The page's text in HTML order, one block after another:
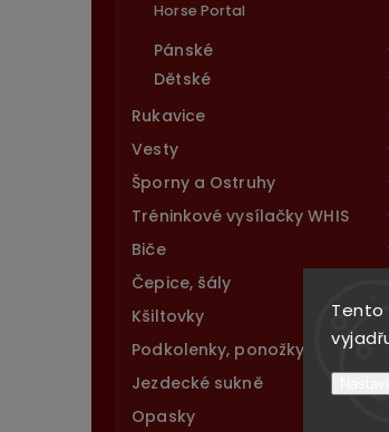
Tento
Horse Portal
Pánské
Dětské
Rukavice
Vesty
Šporny a Ostruhy
Tréninkové vysílačky WHIS
Biče
Čepice, šály
Kšiltovky
Podkolenky, ponožky
Jezdecké sukně
Opasky